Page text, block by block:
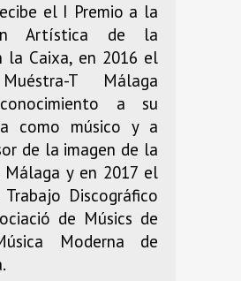
el I Premio a la
Artística de la
la Caixa, en 2016 el
T Málaga
a su
como músico y a
de la imagen de la
Málaga y en 2017 el
Discográfico
de Músics de
Moderna de